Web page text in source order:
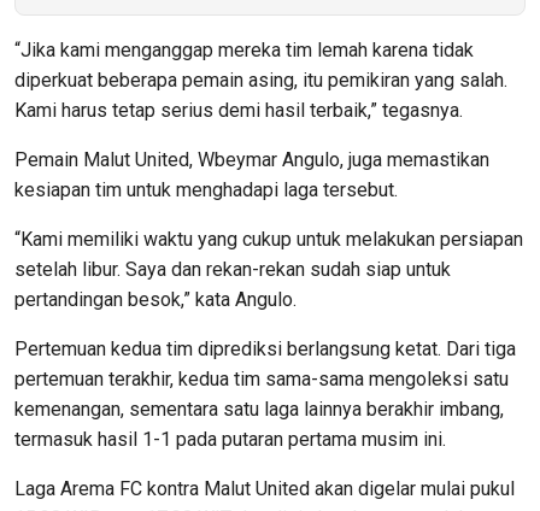
“Jika kami menganggap mereka tim lemah karena tidak
diperkuat beberapa pemain asing, itu pemikiran yang salah.
Kami harus tetap serius demi hasil terbaik,” tegasnya.
Pemain Malut United, Wbeymar Angulo, juga memastikan
kesiapan tim untuk menghadapi laga tersebut.
“Kami memiliki waktu yang cukup untuk melakukan persiapan
setelah libur. Saya dan rekan-rekan sudah siap untuk
pertandingan besok,” kata Angulo.
Pertemuan kedua tim diprediksi berlangsung ketat. Dari tiga
pertemuan terakhir, kedua tim sama-sama mengoleksi satu
kemenangan, sementara satu laga lainnya berakhir imbang,
termasuk hasil 1-1 pada putaran pertama musim ini.
Laga Arema FC kontra Malut United akan digelar mulai pukul